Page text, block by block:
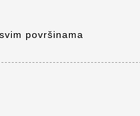
površinama